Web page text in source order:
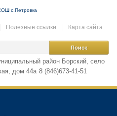
Полезные ссылки Карта сайта
район Борский, село
дом 44а 8 (846)673-41-51